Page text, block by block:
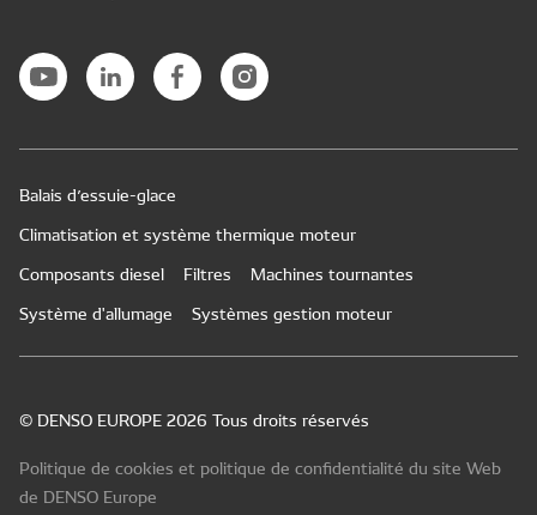
Balais d’essuie-glace
Climatisation et système thermique moteur
Composants diesel
Filtres
Machines tournantes
Système d'allumage
Systèmes gestion moteur
© DENSO EUROPE 2026 Tous droits réservés
Politique de cookies et politique de confidentialité du site Web
de DENSO Europe